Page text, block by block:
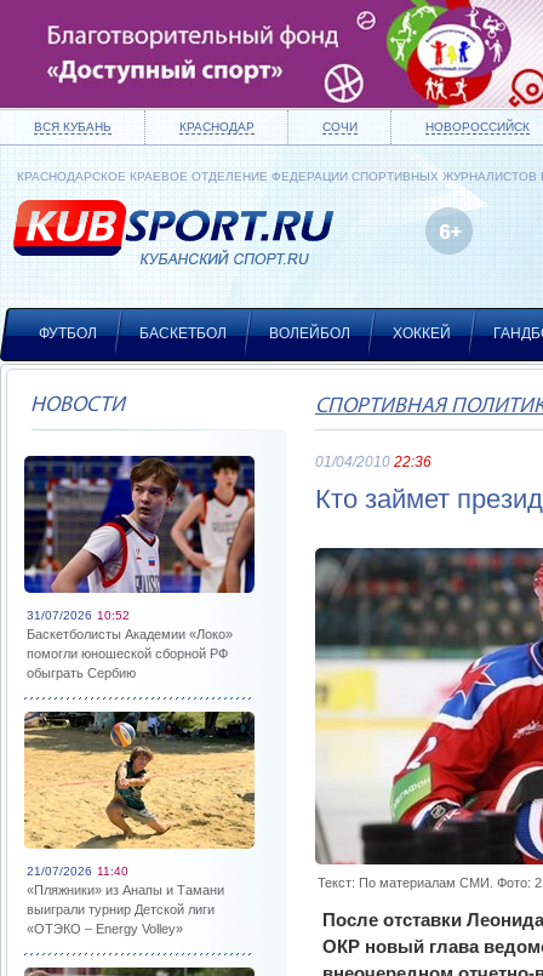
ВСЯ КУБАНЬ КРАСНОДАР СОЧИ НОВОРОССИЙСК
КРАСНОДАРСКОЕ КРАЕВОЕ ОТДЕЛЕНИЕ ФЕДЕРАЦИИ СПОРТИВНЫХ ЖУРНАЛИСТОВ
ФУТБОЛ БАСКЕТБОЛ ВОЛЕЙБОЛ ХОККЕЙ
НОВОСТИ
31/07/2026 10:52
Баскетболисты Академии «Локо»
помогли юношеской сборной РФ
обыграть Сербию
21/07/2026 11:40
«Пляжники» из Анапы и Тамани
выиграли турнир Детской лиги
«ОТЭКО – Energy Volley»
СПОРТИВНАЯ
01/04/2010 22:36
Кто займет
Текст: По материалам СМИ. Фото:
После отставки
ОКР новый глава